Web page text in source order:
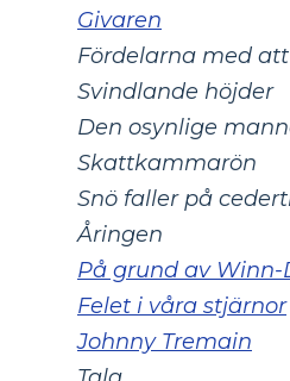
Givaren
Fördelarna med
Svindlande höjder
Den osynlige
Skattkammarön
Snö faller på
Åringen
På grund av Winn-
Felet i våra stjärnor
Johnny Tremain